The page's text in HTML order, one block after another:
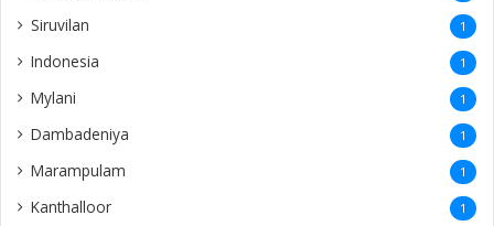
Siruvilan 1
Indonesia 1
Mylani 1
Dambadeniya 1
Marampulam 1
Kanthalloor 1